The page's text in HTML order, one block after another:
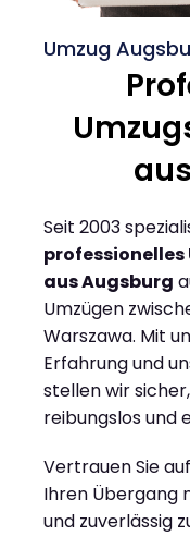
Umzug
Seit 2003
aus Augsburg
Umzügen
Warszawa. Mit
Erfahrung und
stellen wir
reibungslos und
Vertrauen Sie auf
Ihren Übergang
und zuverlässig